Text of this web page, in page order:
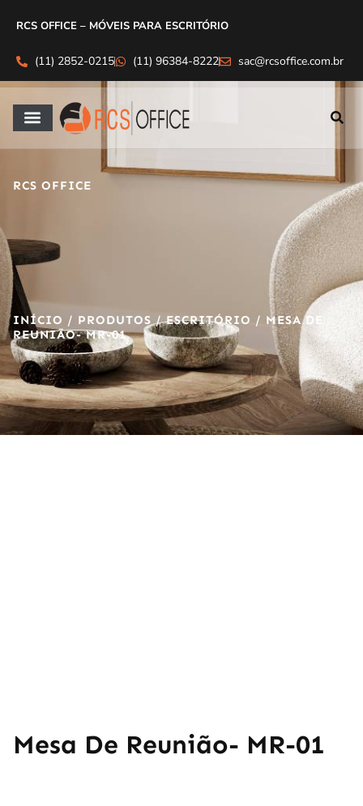
RCS OFFICE – MÓVEIS PARA ESCRITÓRIO
(11) 2852-0215 (11) 96384-8222 sac@rcsoffice.com.br
RCS OFFICE
INÍCIO / PRODUTOS/ESCRITÓRIO / MESA DE
REUNIÃO- MR-01
Mesa De Reunião- MR-01